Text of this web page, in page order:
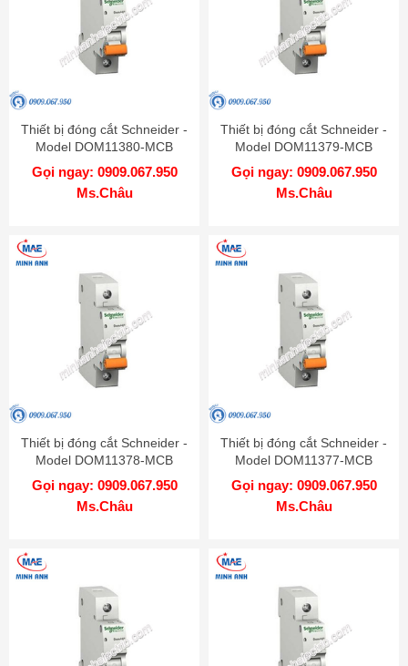
Thiết bị đóng cắt Schneider -
Model DOM11380-MCB
Gọi ngay: 0909.067.950
Ms.Châu
Thiết bị đóng cắt Schneider -
Model DOM11379-MCB
Gọi ngay: 0909.067.950
Ms.Châu
Thiết bị đóng cắt Schneider -
Model DOM11378-MCB
Gọi ngay: 0909.067.950
Ms.Châu
Thiết bị đóng cắt Schneider -
Model DOM11377-MCB
Gọi ngay: 0909.067.950
Ms.Châu